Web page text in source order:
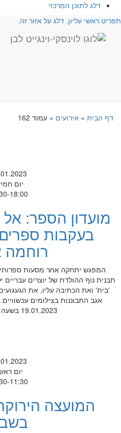
דלג לתוכן המרכזי
ראשי עליון. דלג על אזור זה.
דף הבית» אירועים» עמוד 162
יום
18:00
מועדון הספר:
בעקבות
רוחמה
המפגש יתחקה אחר מסעות
תבנית נוף ההולדת של יוצרים עבריים
'בית' ואת הכתיבה עליו, את
אגב התבוננות בצילומים
19.01.2023 בשעה 19:30-18:00
יום
11:30
המועצה